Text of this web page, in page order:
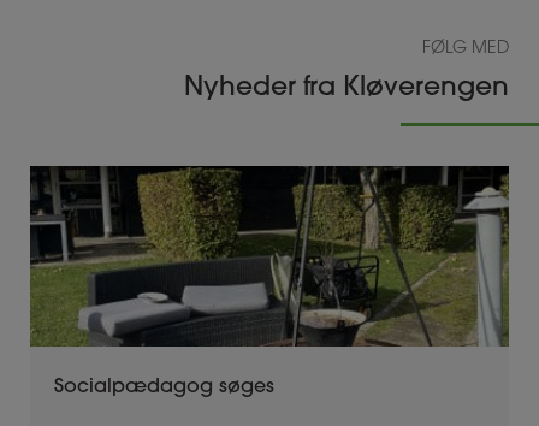
FØLG MED
Nyheder fra Kløverengen
Socialpædagog søges